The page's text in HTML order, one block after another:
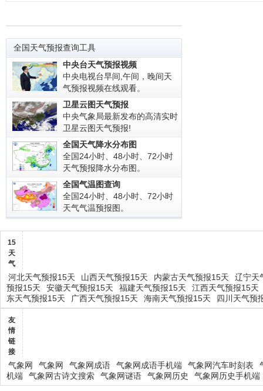
全国天气预报查询工具
中央台天气预报视频
中央电视台早间,午间，晚间天
气预报视频在线观看。
卫星云图天气预报
中央气象局最新发布的高清实时
卫星云图天气预报!
全国天气降水分布图
全国24小时、48小时、72小时
天气预报降水分布图。
全国气温图查询
全国24小时、48小时、72小时
天气气温预报图。
15
天
气
河北天气预报15天 山西天气预报15天 内蒙古天气预报15天
辽宁天
预报15天
安徽天气预报15天 福建天气预报15天
江西天气预报15天
东天气预报15天
广西天气预报15天 海南天气预报15天 四川天气预
友
情
链
接
气象网 气象网 气象网成语 气象网成语手机端 气象网汽车时刻表
机端
气象网古诗文搜索 气象网谜语 气象网历史 气象网历史手机端